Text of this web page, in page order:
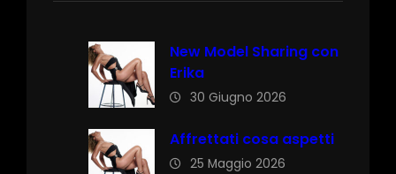
New Model Sharing con
Erika
30 Giugno 2026
Affrettati cosa aspetti
25 Maggio 2026